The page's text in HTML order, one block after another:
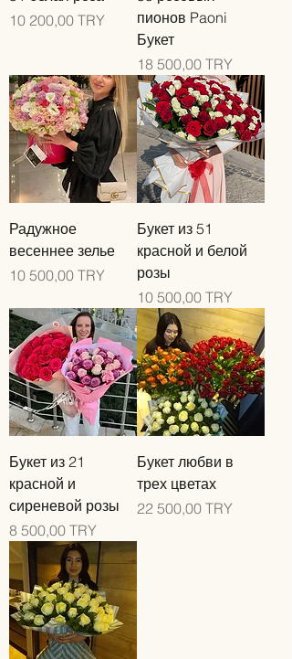
Цена
10 200,00 TRY
пионов Paoni
Букет
Цена
18 500,00 TRY
Радужное
весеннее зелье
Цена
10 500,00 TRY
Букет из 51
красной и белой
розы
Цена
10 500,00 TRY
Букет из 21
красной и
сиреневой розы
Цена
8 500,00 TRY
Букет любви в
трех цветах
Цена
22 500,00 TRY